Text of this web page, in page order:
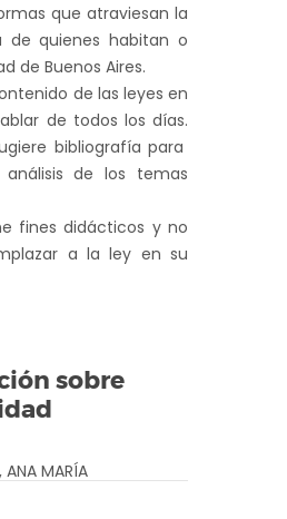
que atraviesan la
de quienes habitan o
de Buenos Aires.
de las leyes en
de todos los días.
bibliografía para
de los temas
fines didácticos y no
a la ley en su
sobre
ANA MARÍA